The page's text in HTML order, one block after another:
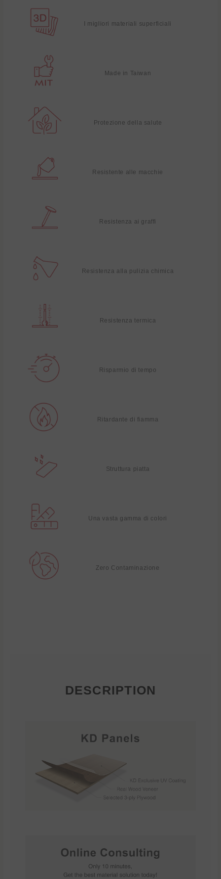
I migliori materiali superficiali
Made in Taiwan
Protezione della salute
Resistente alle macchie
Resistenza ai graffi
Resistenza alla pulizia chimica
Resistenza termica
Risparmio di tempo
Ritardante di fiamma
Struttura piatta
Una vasta gamma di colori
Zero Contaminazione
DESCRIPTION